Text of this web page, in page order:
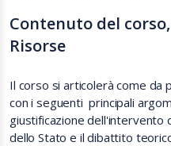
Contenuto del
Risorse
Il corso si articolerà come da
con i seguenti principali
giustificazione dell'intervento
dello Stato e il dibattito